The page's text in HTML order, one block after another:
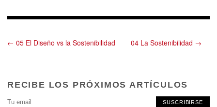
← 05 El Diseño vs la Sostenibilidad 04 La Sostenibilidad →
RECIBE LOS PRÓXIMOS ARTÍCULOS
SUSCRIBIRSE